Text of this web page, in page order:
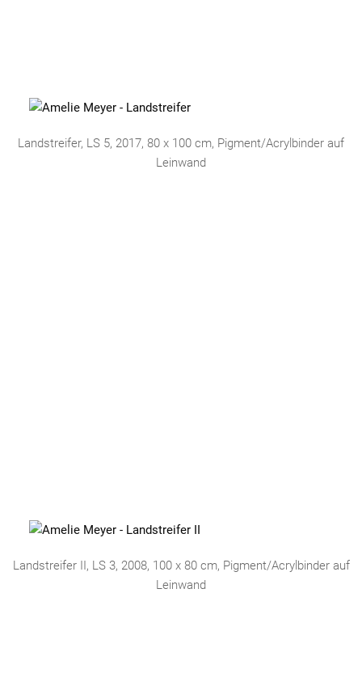
Landstreifer, LS 5, 2017, 80 x 100 cm, Pigment/Acrylbinder auf
Leinwand
Landstreifer II, LS 3, 2008, 100 x 80 cm, Pigment/Acrylbinder auf
Leinwand